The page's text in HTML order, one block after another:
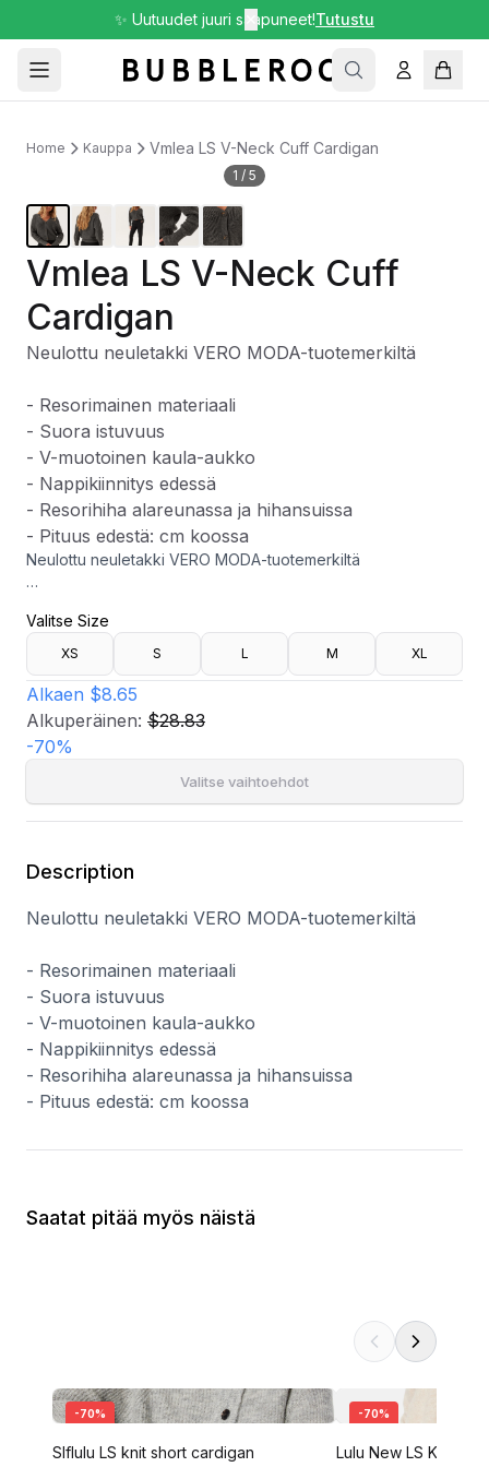
✨ Uutuudet juuri saapuneet!Tutustu
Home Kauppa Vmlea LS V-Neck Cuff Cardigan
1 / 5
Vmlea LS V-Neck Cuff
Cardigan
Neulottu neuletakki VERO MODA-tuotemerkiltä
- Resorimainen materiaali
- Suora istuvuus
- V-muotoinen kaula-aukko
- Nappikiinnitys edessä
- Resorihiha alareunassa ja hihansuissa
- Pituus edestä: cm koossa
Neulottu neuletakki VERO MODA-tuotemerkiltä
- Suora istuvuus
- V-muotoinen kaula-aukko
- Nappikiinnitys edessä
- Resorihiha alareunassa ja hihansuissa
- Pituus edestä: cm koossa
Valitse Size
XS S L M XL
Alkaen $8.65
Alkuperäinen: $28.83
-70%
Valitse vaihtoehdot
Description
Neulottu neuletakki VERO MODA-tuotemerkiltä
- Resorimainen materiaali
- Suora istuvuus
- V-muotoinen kaula-aukko
- Nappikiinnitys edessä
- Resorihiha alareunassa ja hihansuissa
- Pituus edestä: cm koossa
Saatat pitää myös näistä
-70%
Slflulu LS knit short cardigan
-70%
Lulu New LS Knit